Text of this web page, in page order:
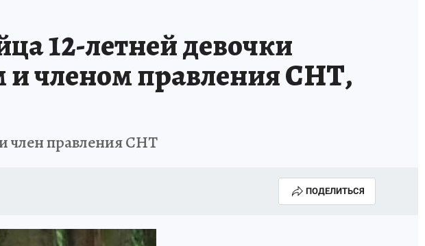
12-летней девочки
и членом правления СНТ,
член правления СНТ
ПОДЕЛИТЬСЯ